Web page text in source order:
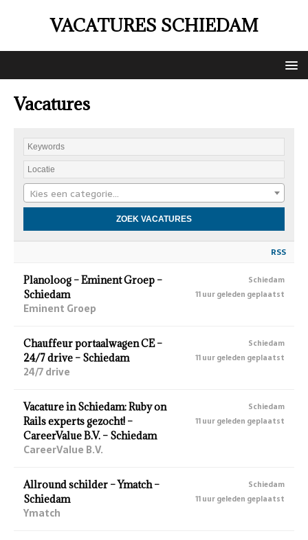
VACATURES SCHIEDAM
Vacatures
Kies een categorie…
RSS
Planoloog – Eminent Groep –
Schiedam
Eminent Groep
Schiedam
11 uur geleden geplaatst
Chauffeur portaalwagen CE –
24/7 drive – Schiedam
24/7 drive
Schiedam
11 uur geleden geplaatst
Vacature in Schiedam: Ruby on
Rails experts gezocht! –
CareerValue B.V. – Schiedam
CareerValue B.V.
Schiedam
11 uur geleden geplaatst
Allround schilder – Ymatch –
Schiedam
Ymatch
Schiedam
11 uur geleden geplaatst